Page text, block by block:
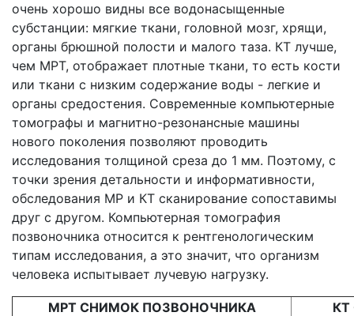
очень хорошо видны все водонасыщенные
субстанции: мягкие ткани, головной мозг, хрящи,
органы брюшной полости и малого таза. КТ лучше,
чем МРТ, отображает плотные ткани, то есть кости
или ткани с низким содержание воды - легкие и
органы средостения. Современные компьютерные
томографы и магнитно-резонансные машины
нового поколения позволяют проводить
исследования толщиной среза до 1 мм. Поэтому, с
точки зрения детальности и информативности,
обследования МР и КТ сканирование сопоставимы
друг с другом. Компьютерная томография
позвоночника относится к рентгенологическим
типам исследования, а это значит, что организм
человека испытывает лучевую нагрузку.
МРТ СНИМОК ПОЗВОНОЧНИКА